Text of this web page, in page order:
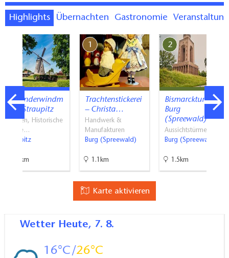
Highlights Übernachten Gastronomie
Holländerwindm
ühle Straupitz
Museen, Historische
Baude…
Straupitz
8.9km
1
Trachtenstickerei
– Christa…
Handwerk &
Manufakturen
Burg (Spreewald)
1.1km
2
Bismarckturm in
Burg
(Spreewald)
Aussichtstürme
Burg (Spreewald)
1.5km
Karte aktivieren
Wetter Heute, 7. 8.
16 26